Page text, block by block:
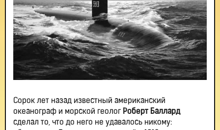
Сорок лет назад известный американский
океанограф и морской геолог Роберт Баллард
сделал то, что до него не удавалось никому: